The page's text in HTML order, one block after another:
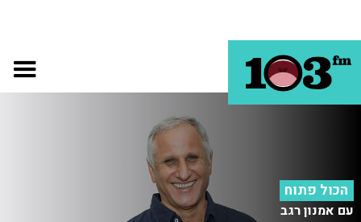
הכול פתוח
עם אמנון רגב